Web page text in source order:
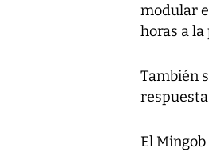
modular
horas a
También
El